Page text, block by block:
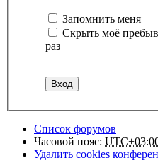
Запомнить меня
Скрыть моё
раз
Список форумов
Часовой пояс:
Удалить cookies